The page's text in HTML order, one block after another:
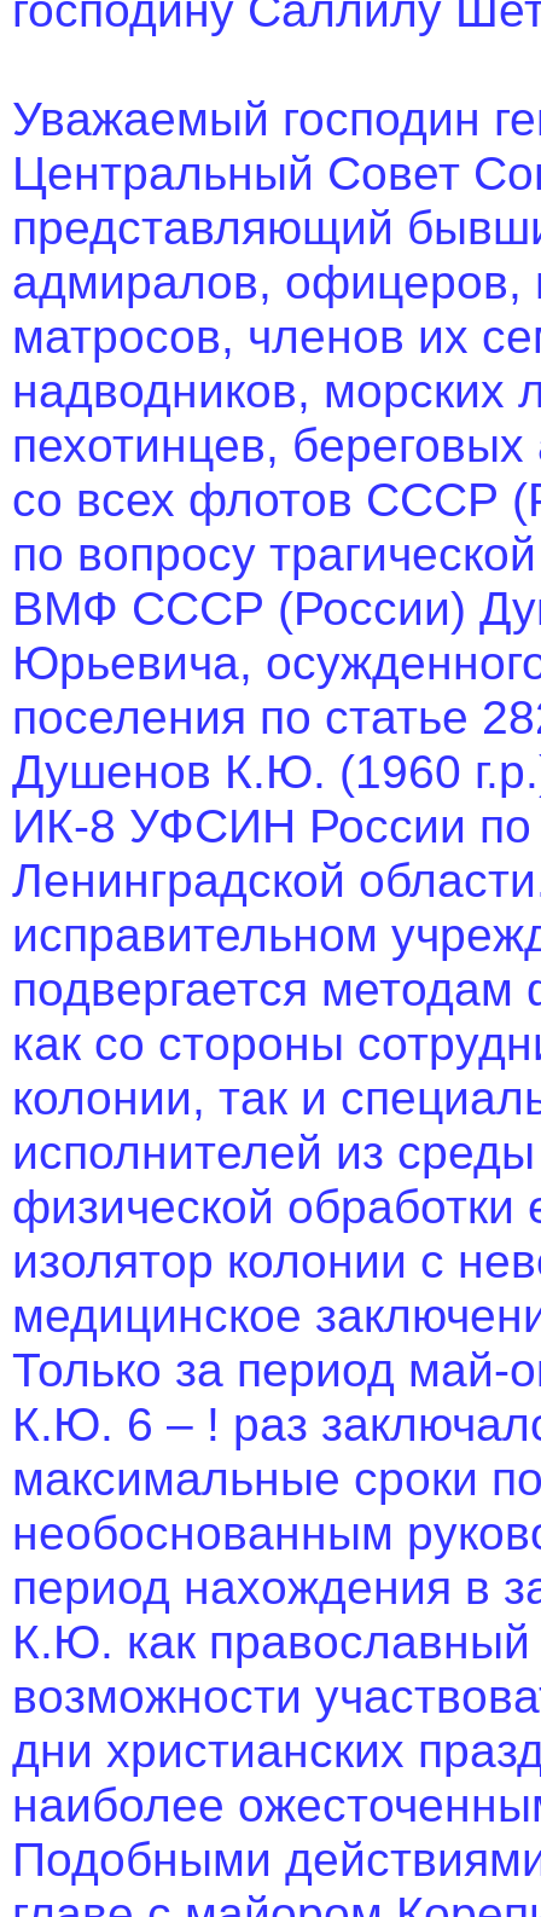
Уважаемый господин
Центральный Совет
представляющий
адмиралов,
матросов, членов их
надводников, морских
пехотинцев,
со всех флотов СССР
по вопросу
ВМФ СССР (России)
Юрьевича,
поселения по статье
Душенов К.Ю. (1960
ИК-8 УФСИН России по
Ленинградской
исправительном
подвергается методам
как со стороны
колонии, так и
исполнителей из
физической
изолятор колонии с
медицинское
Только за период май-
К.Ю. 6 – ! раз
максимальные сроки
необоснованным
период нахождения в
К.Ю. как
возможности
дни христианских
наиболее
Подобными